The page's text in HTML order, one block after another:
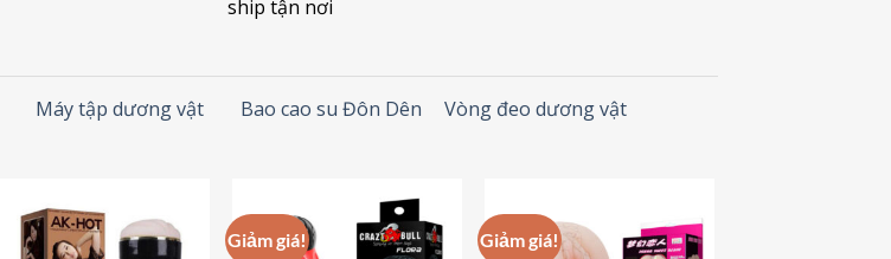
ship tận nơi
Máy tập dương vật Bao cao su Đôn Dên Vòng đeo dương vật
Giảm giá! Giảm giá!